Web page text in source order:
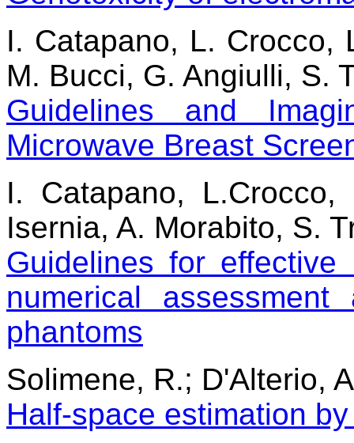
I. Catapano, L. Crocco,
M. Bucci, G. Angiulli, S.
Guidelines and
Microwave Breast
I. Catapano,
Isernia, A. Morabito, S.
Guidelines for
numerical
phantoms
Solimene, R.; D'Alterio,
Half-space estimation